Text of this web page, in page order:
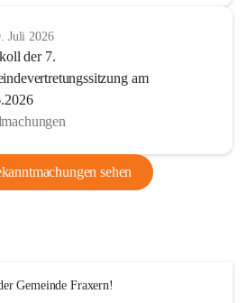
Juli 2026
der 7.
am
sehen
Gemeinde Fraxern!